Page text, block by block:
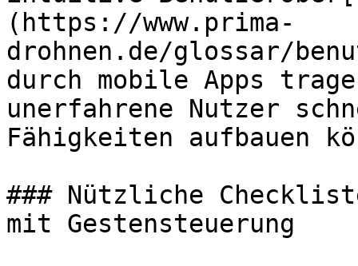
(https://www.prima-
drohnen.de/glossar/
durch mobile Apps
unerfahrene Nutzer
Fähigkeiten aufbauen
### Nützliche
mit Gestensteuerung